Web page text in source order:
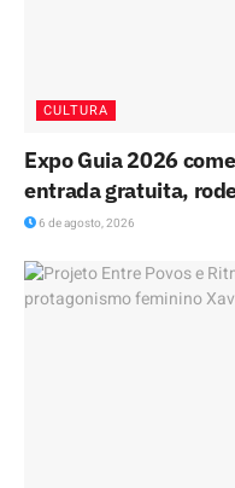
CULTURA
Expo Guia 2026
entrada gratuita,
6 de agosto, 2026